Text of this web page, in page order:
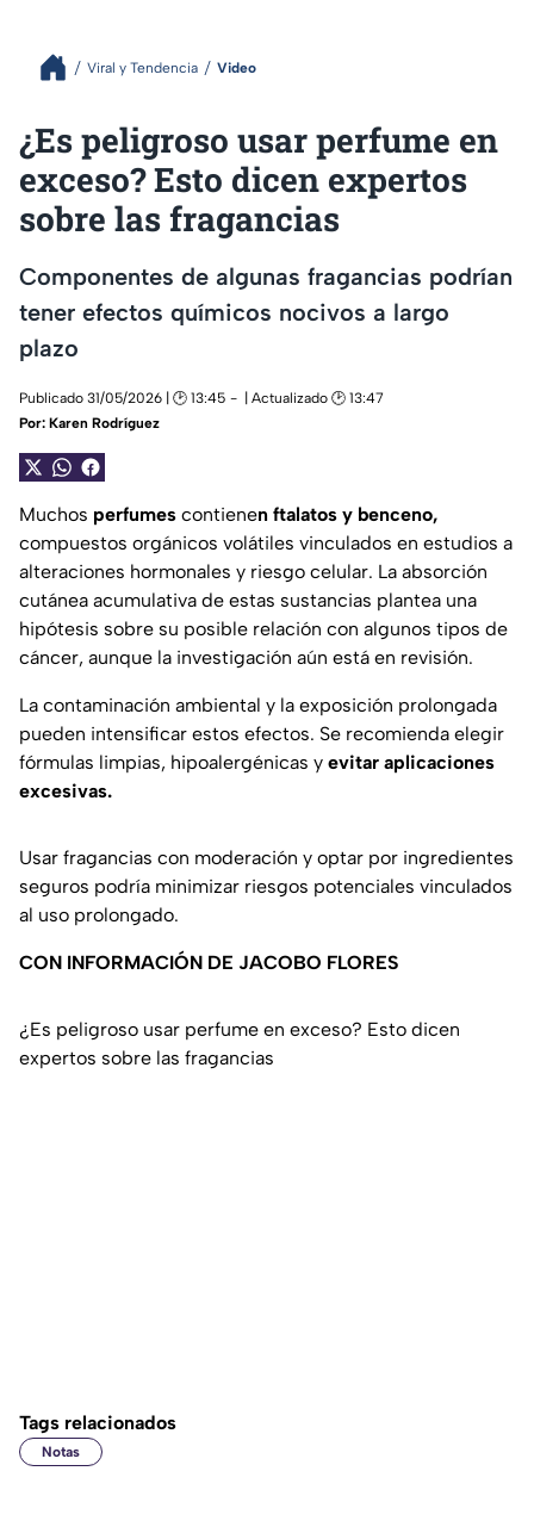
Viral y Tendencia Video
¿Es peligroso usar perfume en
exceso? Esto dicen expertos
sobre las fragancias
Componentes de algunas fragancias podrían
tener efectos químicos nocivos a largo
plazo
Publicado 31/05/2026 | 🕑 13:45
| Actualizado 🕑 13:47
Por: Karen Rodríguez
Muchos perfumes contienen ftalatos y benceno,
compuestos orgánicos volátiles vinculados en estudios a
alteraciones hormonales y riesgo celular. La absorción
cutánea acumulativa de estas sustancias plantea una
hipótesis sobre su posible relación con algunos tipos de
cáncer, aunque la investigación aún está en revisión.
La contaminación ambiental y la exposición prolongada
pueden intensificar estos efectos. Se recomienda elegir
fórmulas limpias, hipoalergénicas y evitar aplicaciones
excesivas.
Usar fragancias con moderación y optar por ingredientes
seguros podría minimizar riesgos potenciales vinculados
al uso prolongado.
CON INFORMACIÓN DE JACOBO FLORES
¿Es peligroso usar perfume en exceso? Esto dicen
expertos sobre las fragancias
Tags relacionados
Notas